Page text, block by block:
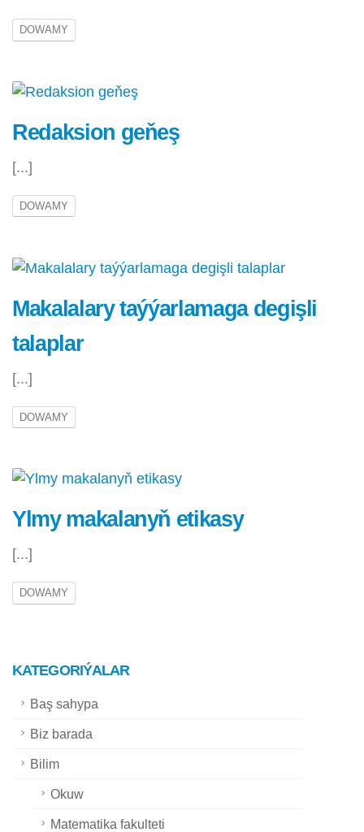
DOWAMY
Redaksion geňeş
[...]
DOWAMY
Makalalary taýýarlamaga degişli
talaplar
[...]
DOWAMY
Ylmy makalanyň etikasy
[...]
DOWAMY
KATEGORIÝALAR
Baş sahypa
Biz barada
Bilim
Okuw
Matematika fakulteti